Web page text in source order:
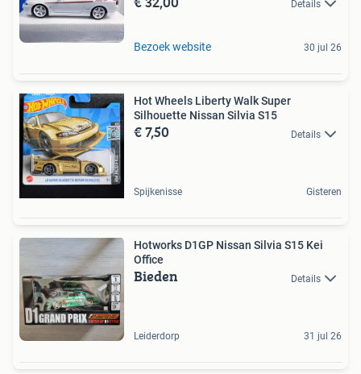
Details
Bezoek website 30 jul 26
Hot Wheels Liberty Walk Super
Silhouette Nissan Silvia S15
€ 7,50 Details
Spijkenisse Gisteren
Hotworks D1GP Nissan Silvia S15 Kei
Office
Bieden Details
Leiderdorp 31 jul 26